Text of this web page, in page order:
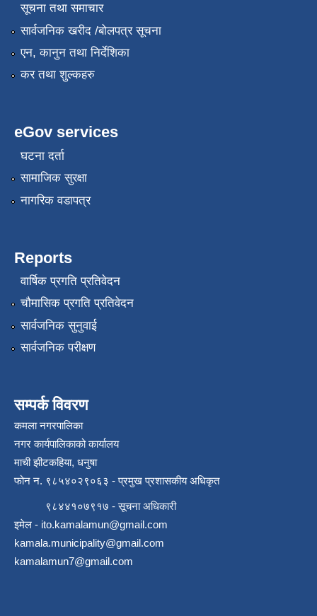
सूचना तथा समाचार
सार्वजनिक खरीद /बोलपत्र सूचना
एन, कानुन तथा निर्देशिका
कर तथा शुल्कहरु
eGov services
घटना दर्ता
सामाजिक सुरक्षा
नागरिक वडापत्र
Reports
वार्षिक प्रगति प्रतिवेदन
चौमासिक प्रगति प्रतिवेदन
सार्वजनिक सुनुवाई
सार्वजनिक परीक्षण
सम्पर्क विवरण
कमला नगरपालिका
नगर कार्यपालिकाको कार्यालय
माची झीटकहिया, धनुषा
फोन न‌. ९८५४०२९०६३ - प्रमुख प्रशासकीय अधिकृत
९८४४१०७९१७ - सूचना अधिकारी
इमेल - ito.kamalamun@gmail.com
kamala.municipality@gmail.com
kamalamun7@gmail.com